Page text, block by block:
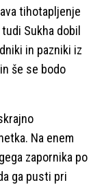
tihotapljenje
Sukha dobil
in pazniki iz
še se bodo
Na enem
zapornika po
ga pusti pri